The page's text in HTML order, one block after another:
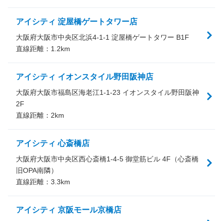
アイシティ 淀屋橋ゲートタワー店
大阪府大阪市中央区北浜4-1-1 淀屋橋ゲートタワー B1F
直線距離： 1.2km
アイシティ イオンスタイル野田阪神店
大阪府大阪市福島区海老江1-1-23 イオンスタイル野田阪神
2F
直線距離： 2km
アイシティ 心斎橋店
大阪府大阪市中央区西心斎橋1-4-5 御堂筋ビル 4F（心斎橋
旧OPA南隣）
直線距離： 3.3km
アイシティ 京阪モール京橋店